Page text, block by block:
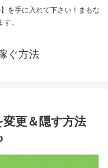
を手に入れて下さい！まもな
。
ぐ方法
更＆隠す方法